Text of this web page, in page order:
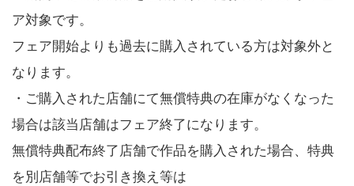
ア対象です。
フェア開始よりも過去に購入されている方は対象外と
なります。
・ご購入された店舗にて無償特典の在庫がなくなった
場合は該当店舗はフェア終了になります。
無償特典配布終了店舗で作品を購入された場合、特典
を別店舗等でお引き換え等は